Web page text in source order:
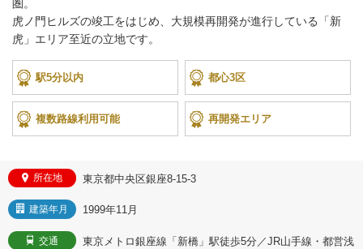
圏。
虎ノ門ヒルズの竣工をはじめ、大規模再開発が進行している「新
虎」エリア至近の立地です。
駅5分以内 都心3区
複数路線利用可能 再開発エリア
所在地 東京都中央区銀座8-15-3
建築年月 1999年11月
交通
東京メトロ銀座線「新橋」駅徒歩5分／JR山手線・都営浅